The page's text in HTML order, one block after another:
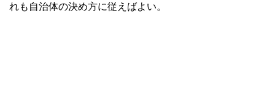
れも自治体の決め方に従えばよい。